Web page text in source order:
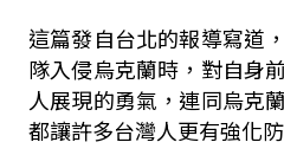
這篇發自台北的報導寫道
隊入侵烏克蘭時，對自身
人展現的勇氣，連同烏克
都讓許多台灣人更有強化